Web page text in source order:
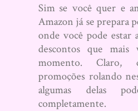
Sim se você quer e
Amazon já se prepara
onde você pode estar
descontos que
momento. Claro,
promoções rolando
algumas delas
completamente.